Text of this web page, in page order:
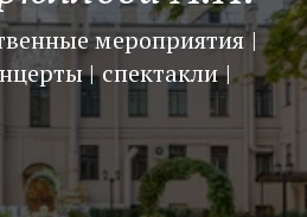
мероприятия |
| спектакли |